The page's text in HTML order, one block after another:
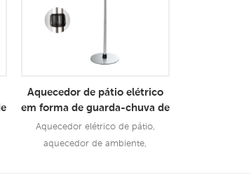
Aquecedor de pátio elétrico
em forma de guarda-chuva de
3000 W
Aquecedor elétrico de pátio,
aquecedor de ambiente,